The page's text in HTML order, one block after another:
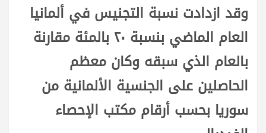
وقد ازدادت نسبة التجنيس في ألمانيا
العام الماضي بنسبة ٢٠ بالمئة مقارنة
بالعام الذي سبقه وكان معظم
الحاصلين على الجنسية الألمانية من
سوريا بحسب أرقام مكتب الإحصاء